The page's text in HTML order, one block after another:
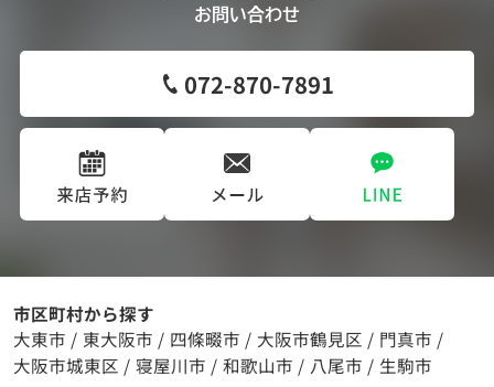
お問い合わせ
072-870-7891
市区町村から探す
大東市 / 東大阪市 / 四條畷市 / 大阪市鶴見区 / 門真市 /
大阪市城東区 / 寝屋川市 / 和歌山市 / 八尾市 / 生駒市